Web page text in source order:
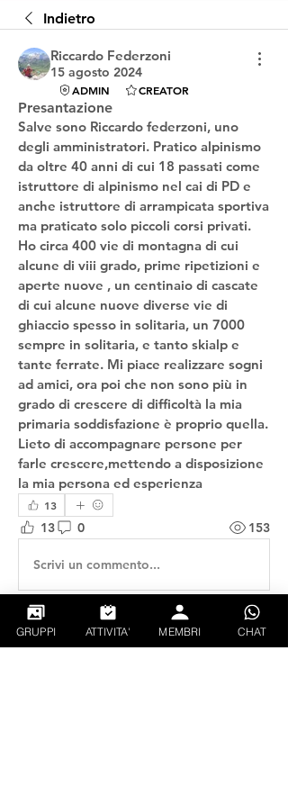
Indietro
Riccardo Federzoni
15 agosto 2024
ADMIN CREATOR
Presantazione
Salve sono Riccardo federzoni, uno
degli amministratori. Pratico alpinismo
da oltre 40 anni di cui 18 passati come
istruttore di alpinismo nel cai di PD e
anche istruttore di arrampicata sportiva
ma praticato solo piccoli corsi privati.
Ho circa 400 vie di montagna di cui
alcune di viii grado, prime ripetizioni e
aperte nuove , un centinaio di cascate
di cui alcune nuove diverse vie di
ghiaccio spesso in solitaria, un 7000
sempre in solitaria, e tanto skialp e
tante ferrate. Mi piace realizzare sogni
ad amici, ora poi che non sono più in
grado di crescere di difficoltà la mia
primaria soddisfazione è proprio quella.
Lieto di accompagnare persone per
farle crescere,mettendo a disposizione
la mia persona ed esperienza
13
13 0 153
Scrivi un commento...
Info
GRUPPI ATTIVITA' MEMBRI CHAT